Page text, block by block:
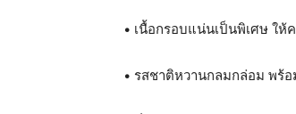
• เนื้อกรอบแน่นเป็นพิเศษ ใ
• รสชาติหวานกลมกล่อม พร้อ